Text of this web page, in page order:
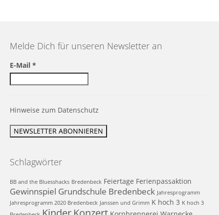
Melde Dich für unseren Newsletter an
E-Mail *
Hinweise zum Datenschutz
Schlagwörter
BB and the Bluesshacks Bredenbeck Feiertage Ferienpassaktion
Gewinnspiel Grundschule Bredenbeck Jahresprogramm
Jahresprogramm 2020 Bredenbeck Janssen und Grimm K hoch 3 K hoch 3